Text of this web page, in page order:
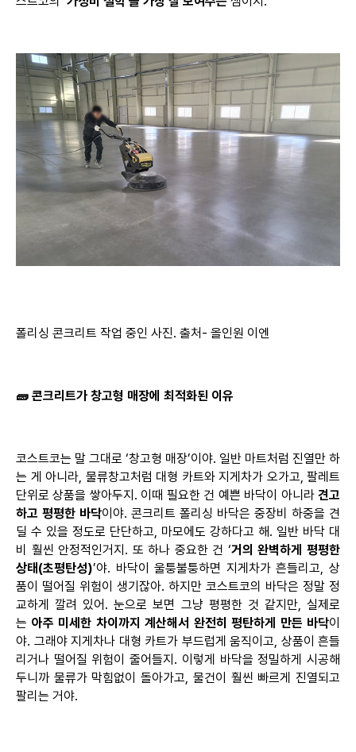
폴리싱 콘크리트 작업 중인 사진. 출처- 올인원 이엔
🧱 콘크리트가 창고형 매장에 최적화된 이유
코스트코는 말 그대로 ‘창고형 매장’이야. 일반 마트처럼 진열만 하
는 게 아니라, 물류창고처럼 대형 카트와 지게차가 오가고, 팔레트
단위로 상품을 쌓아두지. 이때 필요한 건 예쁜 바닥이 아니라 견고
하고 평평한 바닥이야. 콘크리트 폴리싱 바닥은 중장비 하중을 견
딜 수 있을 정도로 단단하고, 마모에도 강하다고 해. 일반 바닥 대
비 훨씬 안정적인거지. 또 하나 중요한 건 ‘거의 완벽하게 평평한
상태(초평탄성)’야. 바닥이 울퉁불퉁하면 지게차가 흔들리고, 상
품이 떨어질 위험이 생기잖아. 하지만 코스트코의 바닥은 정말 정
교하게 깔려 있어. 눈으로 보면 그냥 평평한 것 같지만, 실제로
는 아주 미세한 차이까지 계산해서 완전히 평탄하게 만든 바닥이
야. 그래야 지게차나 대형 카트가 부드럽게 움직이고, 상품이 흔들
리거나 떨어질 위험이 줄어들지. 이렇게 바닥을 정밀하게 시공해
두니까 물류가 막힘없이
돌아가고, 물건이 훨씬 빠르게 진열되고
팔리는 거야.